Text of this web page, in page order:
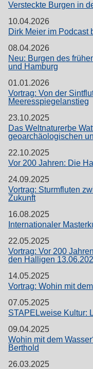
Versteckte Burgen in
10.04.2026
Dirk Meier im Podcast
08.04.2026
Neu: Burgen des
und Hamburg
01.01.2026
Vortrag: Von der
Meeresspiegelanstieg
23.10.2025
Das Weltnaturerbe
geoarchäologischen
22.10.2025
Vor 200 Jahren: Die
24.09.2025
Vortrag: Sturmfluten
Zukunft
16.08.2025
Internationaler
22.05.2025
Vortrag: Vor 200
den Halligen
14.05.2025
Vortrag: Wohin mit
07.05.2025
STAPELweise Kultur:
09.04.2025
Wohin mit dem
Berthold
26.03.2025